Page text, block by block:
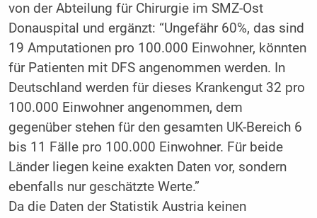
von der Abteilung für Chirurgie im SMZ-Ost
Donauspital und ergänzt: “Ungefähr 60%, das sind
19 Amputationen pro 100.000 Einwohner, könnten
für Patienten mit DFS angenommen werden. In
Deutschland werden für dieses Krankengut 32 pro
100.000 Einwohner angenommen, dem
gegenüber stehen für den gesamten UK-Bereich 6
bis 11 Fälle pro 100.000 Einwohner. Für beide
Länder liegen keine exakten Daten vor, sondern
ebenfalls nur geschätzte Werte.”
Da die Daten der Statistik Austria keinen